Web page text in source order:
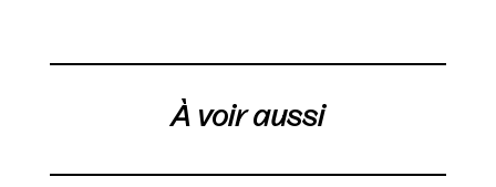
À voir aussi